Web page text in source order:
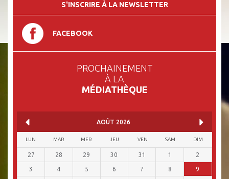
S'INSCRIRE À LA NEWSLETTER
FACEBOOK
PROCHAINEMENT
À LA
MÉDIATHÈQUE
AOÛT 2026
LUN MAR MER JEU VEN SAM DIM
27 28 29 30 31 1 2
3 4 5 6 7 8 9